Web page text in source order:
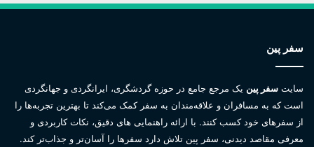
سفر پین
سایت سفر پین یک مرجع جامع در حوزه گردشگری، ایرانگردی و جهانگردی
است که به مسافران و علاقه‌مندان به سفر کمک می‌کند تا بهترین تجربه‌ها را
از سفرهای خود کسب کنند. با ارائه راهنمایی های دقیق، نکات کاربردی و
معرفی مقاصد دیدنی، سفر پین تلاش دارد سفرها را آسان‌تر و جذاب‌تر کند.